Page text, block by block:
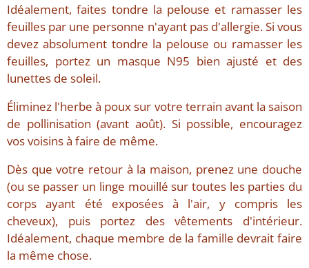
Idéalement, faites tondre la pelouse et ramasser les
feuilles par une personne n'ayant pas d'allergie. Si vous
devez absolument tondre la pelouse ou ramasser les
feuilles, portez un masque N95 bien ajusté et des
lunettes de soleil.
Éliminez l'herbe à poux sur votre terrain avant la saison
de pollinisation (avant août). Si possible, encouragez
vos voisins à faire de même.
Dès que votre retour à la maison, prenez une douche
(ou se passer un linge mouillé sur toutes les parties du
corps ayant été exposées à l'air, y compris les
cheveux), puis portez des vêtements d'intérieur.
Idéalement, chaque membre de la famille devrait faire
la même chose.